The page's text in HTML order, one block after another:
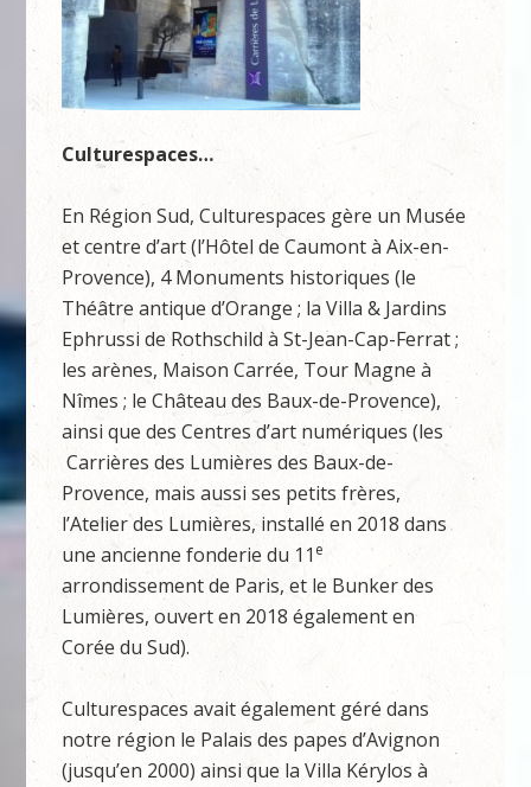
Culturespaces…
En Région Sud, Culturespaces gère un Musée
et centre d’art (l’Hôtel de Caumont à Aix-en-
Provence), 4 Monuments historiques (le
Théâtre antique d’Orange ; la Villa & Jardins
Ephrussi de Rothschild à St-Jean-Cap-Ferrat ;
les arènes, Maison Carrée, Tour Magne à
Nîmes ; le Château des Baux-de-Provence),
ainsi que des Centres d’art numériques (les
Carrières des Lumières des Baux-de-
Provence, mais aussi ses petits frères,
l’Atelier des Lumières, installé en 2018 dans
une ancienne fonderie du 11 e
arrondissement de Paris, et le Bunker des
Lumières, ouvert en 2018 également en
Corée du Sud).
Culturespaces avait également géré dans
notre région le Palais des papes d’Avignon
(jusqu’en 2000) ainsi que la Villa Kérylos à